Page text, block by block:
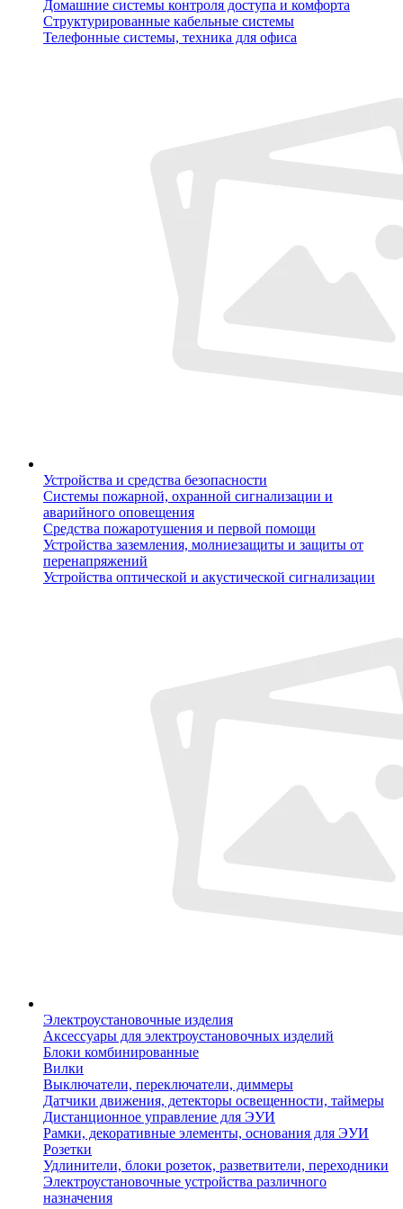
Домашние системы контроля доступа и комфорта
Структурированные кабельные системы
Телефонные системы, техника для офиса
Устройства и средства безопасности
Системы пожарной, охранной сигнализации и
аварийного оповещения
Средства пожаротушения и первой помощи
Устройства заземления, молниезащиты и защиты от
перенапряжений
Устройства оптической и акустической сигнализации
Электроустановочные изделия
Аксессуары для электроустановочных изделий
Блоки комбинированные
Вилки
Выключатели, переключатели, диммеры
Датчики движения, детекторы освещенности, таймеры
Дистанционное управление для ЭУИ
Рамки, декоративные элементы, основания для ЭУИ
Розетки
Удлинители, блоки розеток, разветвители, переходники
Электроустановочные устройства различного
назначения